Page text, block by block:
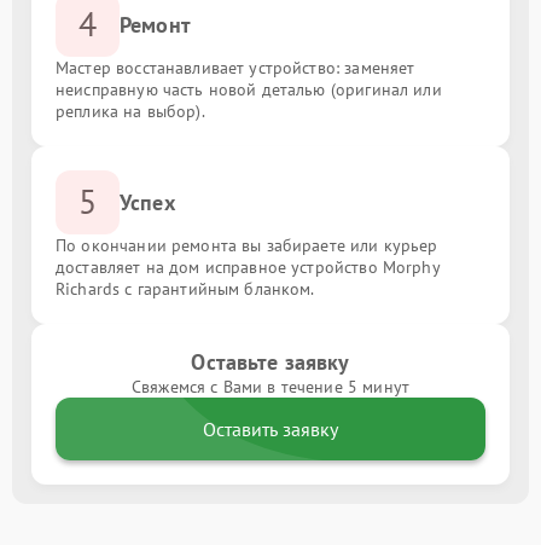
4 Ремонт
Мастер восстанавливает устройство: заменяет
неисправную часть новой деталью (оригинал или
реплика на выбор).
5 Успех
По окончании ремонта вы забираете или курьер
доставляет на дом исправное устройство Morphy
Richards с гарантийным бланком.
Оставьте заявку
Свяжемся с Вами в течение 5 минут
Оставить заявку